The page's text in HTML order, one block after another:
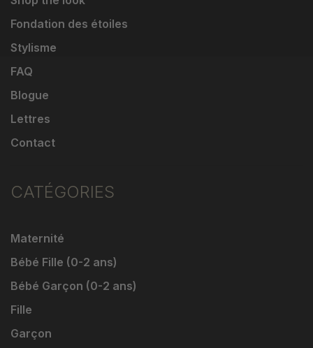
Fondation des étoiles
Stylisme
FAQ
Blogue
Lettres
Contact
CATÉGORIES
Maternité
Bébé Fille (0-2 ans)
Bébé Garçon (0-2 ans)
Fille
Garçon